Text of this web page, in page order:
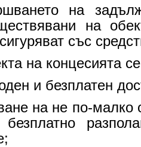
на
на
със
на концесията
и безплатен
на не по-малко